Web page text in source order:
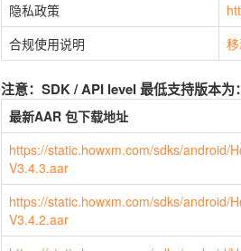
隐私政策
合规使用说明
注意：SDK / API level 最低支持版本为
最新AAR 包下载地址
https://static.howxm.com/sdks/android/
V3.4.3.aar
https://static.howxm.com/sdks/android/
V3.4.2.aar